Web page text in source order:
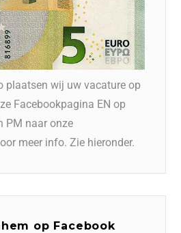
plaatsen wij uw vacature op
Facebookpagina EN op
PM naar onze
meer info. Zie hieronder.
op Facebook